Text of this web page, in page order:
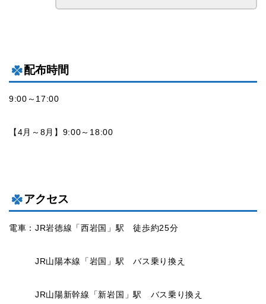
配布時間
9:00～17:00
【4月～8月】9:00～18:00
アクセス
電車：JR岩徳線「西岩国」駅 徒歩約25分
JR山陽本線「岩国」駅 バス乗り換え
JR山陽新幹線「新岩国」駅 バス乗り換え